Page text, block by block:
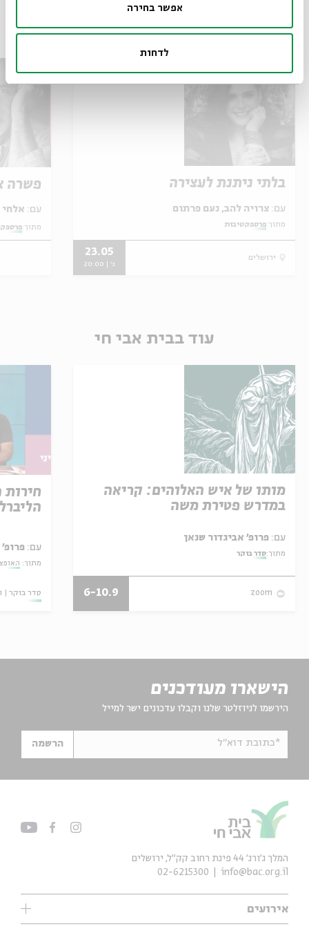
אפשר בחירה
לדחות
אירועים נוספים בסדרה
בלתי ניתנת לעצירה
עם:
מתוך:פרספקטיבות
ירושלים 23.05
ג' | 20:00
פשרה
עם:
מתוך:
עוד בבית אבי חי
מותו של איש האלוהים: קריאה
במדרש פטירת משה
עם:
מתוך:סדר בוקר
zoom
6-10.9
עם: פרופ'
מתוך:
סדר בוקר
הישארו מעודכנים
הירשמו לניוזלטר שלנו וקבלו עדכונים ישר למייל
*כתובת דוא"ל הרשמה
אירועים
עיון
המלך ג'ורג' 44 פינת רחוב קק״ל, ירושלים
info@bac.org.il
02-6215300